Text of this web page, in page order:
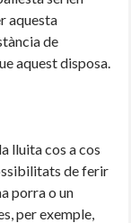
aquesta
de
aquest disposa.
lluita cos a cos
de ferir
porra o un
per exemple,